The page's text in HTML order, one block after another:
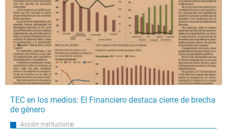
TEC en los medios: El Financiero destaca cierre de brecha
de género
Acción Institucional